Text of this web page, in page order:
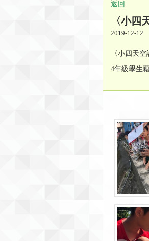
返回
〈小四
2019-12-12
〈小四天
4年級學生